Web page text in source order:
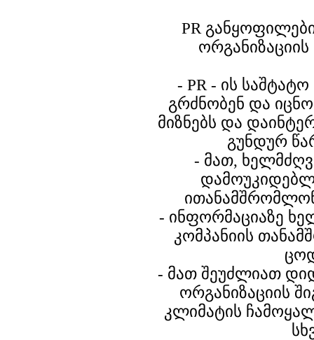
PR
- PR - ის
გრძნობენ და
მიზნებს და
გუნდურ
- მათ,
- ინფორმაციაზე
კომპანიის
- მათ შეუძლიათ
ორგანიზაციის
კლიმატის